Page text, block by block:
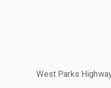
7450 West Parks